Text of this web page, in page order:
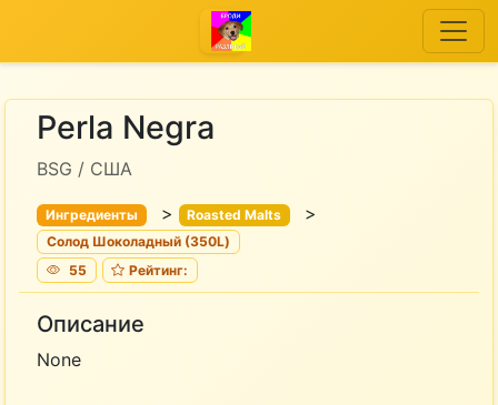
Perla Negra
BSG / США
Ингредиенты > Roasted Malts >
Солод Шоколадный (350L)
55
Рейтинг:
Описание
None